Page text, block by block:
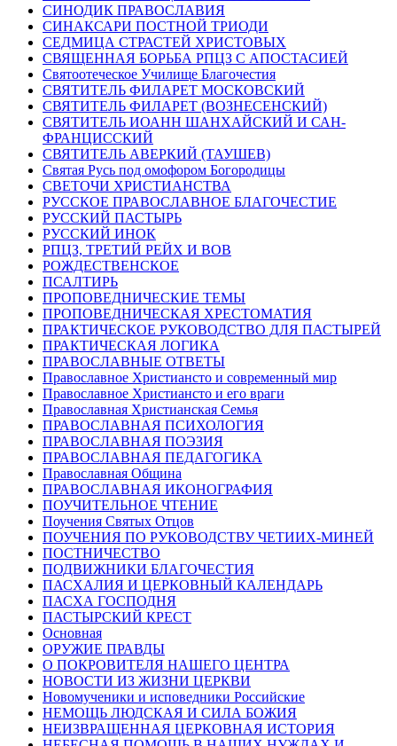
СИНОДИК ПРАВОСЛАВИЯ
СИНАКСАРИ ПОСТНОЙ ТРИОДИ
СЕДМИЦА СТРАСТЕЙ ХРИСТОВЫХ
СВЯЩЕННАЯ БОРЬБА РПЦЗ С АПОСТАСИЕЙ
Святоотеческое Училище Благочестия
СВЯТИТЕЛЬ ФИЛАРЕТ МОСКОВСКИЙ
СВЯТИТЕЛЬ ФИЛАРЕТ (ВОЗНЕСЕНСКИЙ)
СВЯТИТЕЛЬ ИОАНН ШАНХАЙСКИЙ И САН-
ФРАНЦИССКИЙ
СВЯТИТЕЛЬ АВЕРКИЙ (ТАУШЕВ)
Святая Русь под омофором Богородицы
СВЕТОЧИ ХРИСТИАНСТВА
РУССКОЕ ПРАВОСЛАВНОЕ БЛАГОЧЕСТИЕ
РУССКИЙ ПАСТЫРЬ
РУССКИЙ ИНОК
РПЦЗ, ТРЕТИЙ РЕЙХ И ВОВ
РОЖДЕСТВЕНСКОЕ
ПСАЛТИРЬ
ПРОПОВЕДНИЧЕСКИЕ ТЕМЫ
ПРОПОВЕДНИЧЕСКАЯ ХРЕСТОМАТИЯ
ПРАКТИЧЕСКОЕ РУКОВОДСТВО ДЛЯ ПАСТЫРЕЙ
ПРАКТИЧЕСКАЯ ЛОГИКА
ПРАВОСЛАВНЫЕ ОТВЕТЫ
Православное Христиансто и современный мир
Православное Христиансто и его враги
Православная Христианская Семья
ПРАВОСЛАВНАЯ ПСИХОЛОГИЯ
ПРАВОСЛАВНАЯ ПОЭЗИЯ
ПРАВОСЛАВНАЯ ПЕДАГОГИКА
Православная Община
ПРАВОСЛАВНАЯ ИКОНОГРАФИЯ
ПОУЧИТЕЛЬНОЕ ЧТЕНИЕ
Поучения Святых Отцов
ПОУЧЕНИЯ ПО РУКОВОДСТВУ ЧЕТИИХ-МИНЕЙ
ПОСТНИЧЕСТВО
ПОДВИЖНИКИ БЛАГОЧЕСТИЯ
ПАСХАЛИЯ И ЦЕРКОВНЫЙ КАЛЕНДАРЬ
ПАСХА ГОСПОДНЯ
ПАСТЫРСКИЙ КРЕСТ
Основная
ОРУЖИЕ ПРАВДЫ
О ПОКРОВИТЕЛЯ НАШЕГО ЦЕНТРА
НОВОСТИ ИЗ ЖИЗНИ ЦЕРКВИ
Новомученики и исповедники Российские
НЕМОЩЬ ЛЮДСКАЯ И СИЛА БОЖИЯ
НЕИЗВРАЩЕННАЯ ЦЕРКОВНАЯ ИСТОРИЯ